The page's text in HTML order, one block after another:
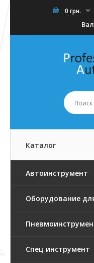
0 грн.
Каталог
Автоинструмент
Оборудование
Спец инструмент